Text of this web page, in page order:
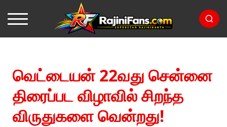
வெட்டையன் 22வது சென்னை
திரைப்பட விழாவில் சிறந்த
விருதுகளை வென்றது!